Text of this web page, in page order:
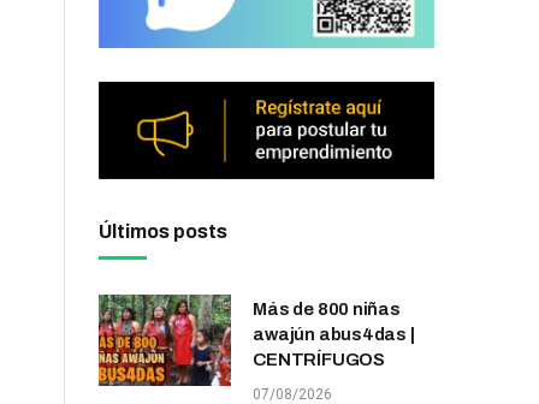
Últimos posts
Más de 800 niñas
awajún abus4das |
CENTRÍFUGOS
07/08/2026